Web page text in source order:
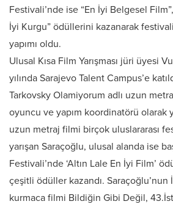
Festivali’nde ise “En İyi Belgesel
İyi Kurgu” ödüllerini kazanarak
yapımı oldu.
Ulusal Kısa Film Yarışması jüri üyesi
yılında Sarajevo Talent Campus’e
Tarkovsky Olamiyorum adlı uzun
oyuncu ve yapım koordinatörü olarak
uzun metraj filmi birçok uluslararası
yarışan Saraçoğlu, ulusal alanda ise
Festivali’nde ‘Altın Lale En İyi Film’
çeşitli ödüller kazandı.
kurmaca filmi Bildiğin Gibi Değil,